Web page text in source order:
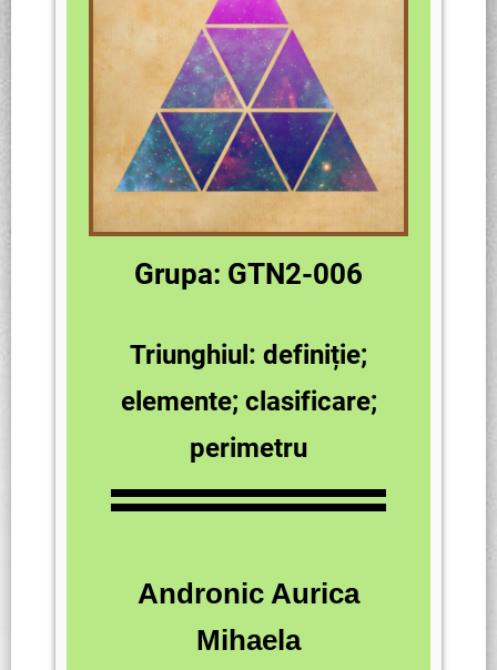
Grupa: GTN2-006
Triunghiul: definiție;
elemente; clasificare;
perimetru
Andronic Aurica
Mihaela